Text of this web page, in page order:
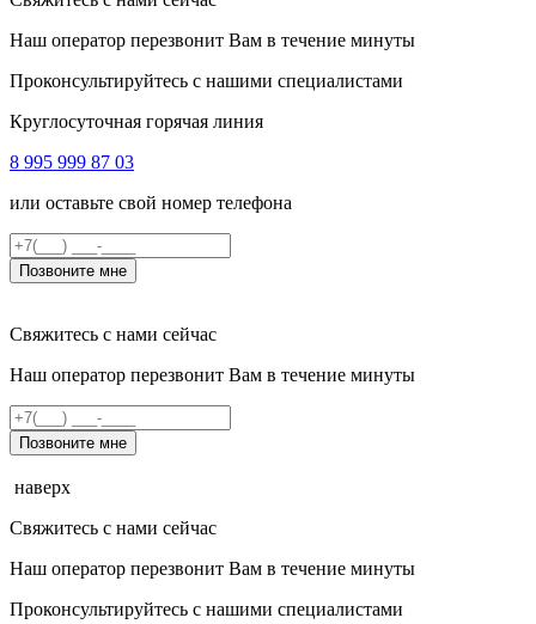
Наш оператор перезвонит Вам в течение минуты
Проконсультируйтесь с нашими специалистами
Круглосуточная горячая линия
8 995 999 87 03
или оставьте свой номер телефона
Позвоните мне
Свяжитесь с нами сейчас
Наш оператор перезвонит Вам в течение минуты
Позвоните мне
наверх
Свяжитесь с нами сейчас
Наш оператор перезвонит Вам в течение минуты
Проконсультируйтесь с нашими специалистами